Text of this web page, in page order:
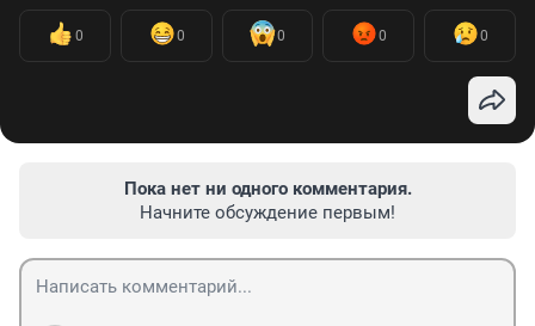
0 0 0 0 0
Пока нет ни одного комментария.
Начните обсуждение первым!